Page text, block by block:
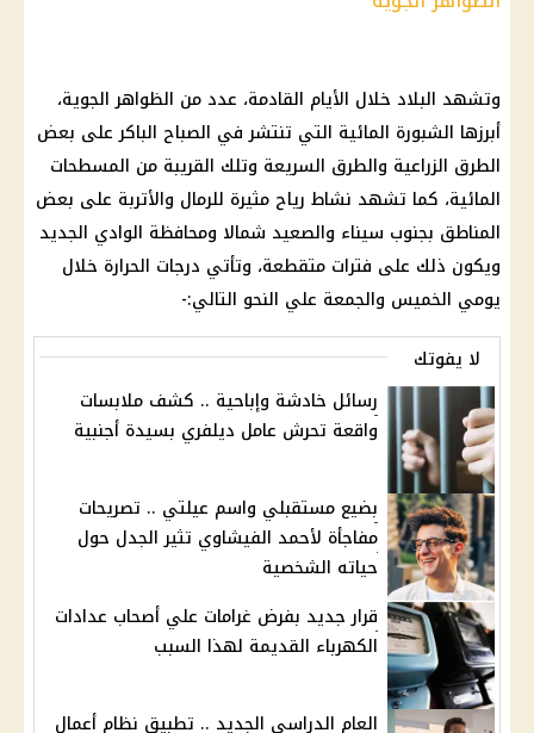
وتشهد البلاد خلال الأيام القادمة، عدد من الظواهر الجوية،
أبرزها الشبورة المائية التي تنتشر في الصباح الباكر على بعض
الطرق الزراعية والطرق السريعة وتلك القريبة من المسطحات
المائية، كما تشهد نشاط رياح مثيرة للرمال والأتربة على بعض
المناطق بجنوب سيناء والصعيد شمالا ومحافظة الوادي الجديد
ويكون ذلك على فترات متقطعة، وتأتي درجات الحرارة خلال
يومي الخميس والجمعة علي النحو التالي:-
لا يفوتك
رسائل خادشة وإباحية .. كشف ملابسات
واقعة تحرش عامل ديلفري بسيدة أجنبية
بضيع مستقبلي واسم عيلتي .. تصريحات
مفاجأة لأحمد الفيشاوي تثير الجدل حول
حياته الشخصية
قرار جديد بفرض غرامات علي أصحاب عدادات
الكهرباء القديمة لهذا السبب
العام الدراسي الجديد .. تطبيق نظام أعمال